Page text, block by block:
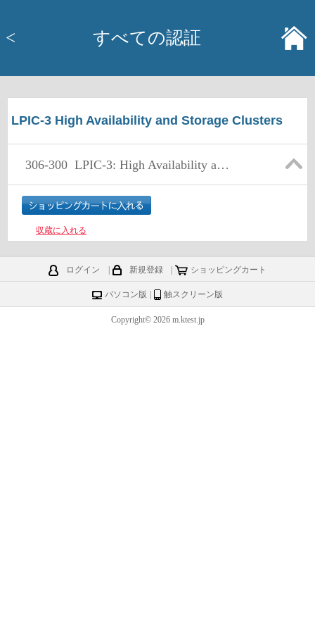
< すべての認証
LPIC-3 High Availability and Storage Clusters
306-300 LPIC-3: High Availability and Storage Clusters - Exam 306, version 3.0
収蔵に入れる
ログイン 新規登録 ショッピングカート
パソコン版 触スクリーン版
Copyright© 2026 m.ktest.jp